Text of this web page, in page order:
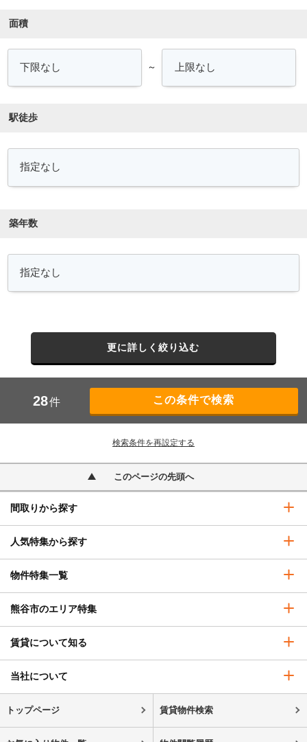
面積
～
駅徒歩
築年数
更に詳しく絞り込む
28件
検索条件を再設定する
このページの先頭へ
間取りから探す
人気特集から探す
物件特集一覧
熊谷市のエリア特集
賃貸について知る
当社について
トップページ 賃貸物件検索